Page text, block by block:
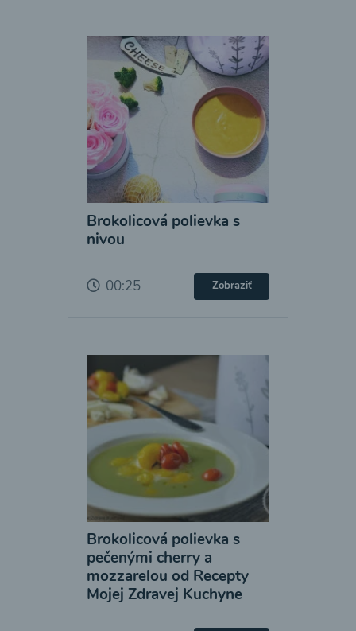
Brokolicová polievka s
nivou
00:25 Zobraziť
Brokolicová polievka s
pečenými cherry a
mozzarelou od Recepty
Mojej Zdravej Kuchyne